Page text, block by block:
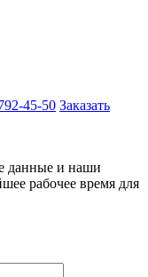
45-50 Заказать
данные и наши
рабочее время для